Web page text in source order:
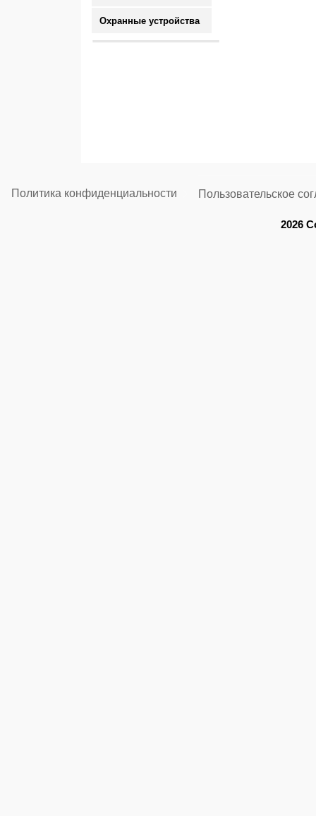
Охранные устройства
Политика конфиденциальности Пользовательское
2026